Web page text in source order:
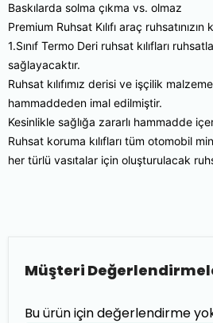
Baskılarda solma çıkma vs. olmaz
Premium Ruhsat Kılıfı araç ruhsatınızın
1.Sınıf Termo Deri ruhsat kılıfları
sağlayacaktır.
Ruhsat kılıfımız derisi ve işçilik
hammaddeden imal edilmiştir.
Kesinlikle sağlığa zararlı hammadde
Ruhsat koruma kılıfları tüm otomobil
her türlü vasıtalar için oluşturulacak
Müşteri
Bu ürün için değerlendirme